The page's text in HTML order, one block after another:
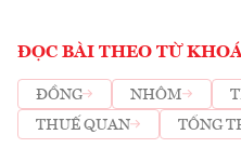
ĐỌC BÀI THEO TỪ
ĐỒNG NHÔM
THUẾ QUAN
TỔNG